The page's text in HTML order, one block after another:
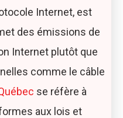
Internet, est
des émissions de
Internet plutôt que
comme le câble
se réfère à
aux lois et